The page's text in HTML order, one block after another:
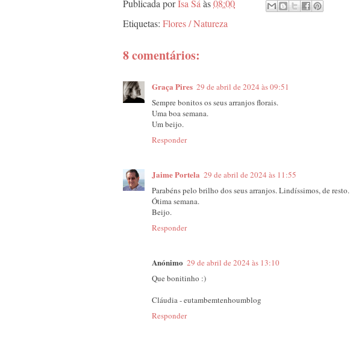
Publicada porIsa Sá às08:00
Etiquetas: Flores / Natureza
8 comentários:
Graça Pires 29 de abril de 2024 às 09:51
Sempre bonitos os seus arranjos florais.
Uma boa semana.
Um beijo.
Responder
Jaime Portela 29 de abril de 2024 às 11:55
Parabéns pelo brilho dos seus arranjos. Lindíssimos, de resto.
Ótima semana.
Beijo.
Responder
Anónimo 29 de abril de 2024 às 13:10
Que bonitinho :)
Cláudia - eutambemtenhoumblog
Responder